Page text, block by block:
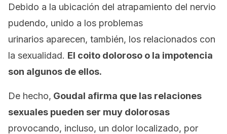
Debido a la ubicación del atrapamiento del nervio
pudendo, unido a los problemas
urinarios aparecen, también, los relacionados con
la sexualidad. El coito doloroso o la impotencia
son algunos de ellos.
De hecho, Goudal afirma que las relaciones
sexuales pueden ser muy dolorosas
provocando, incluso, un dolor localizado, por